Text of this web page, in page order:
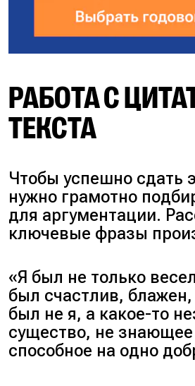
РАБОТА С
ТЕКСТА
Чтобы успешно сдать
нужно грамотно
для аргументации.
ключевые фразы
«Я был не только
был счастлив,
был не я, а какое-то
существо, не знающее
способное на одно